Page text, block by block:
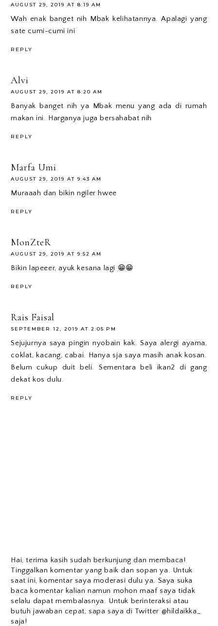
AUGUST 29, 2019 AT 8:19 AM
Wah enak banget nih Mbak kelihatannya. Apalagi yang
sate cumi-cumi ini
REPLY
Alvi
AUGUST 29, 2019 AT 8:20 AM
Banyak banget nih ya Mbak menu yang ada di rumah
makan ini. Harganya juga bersahabat nih
REPLY
Marfa Umi
AUGUST 29, 2019 AT 9:43 AM
Muraaah dan bikin ngiler hwee
REPLY
MonZteR
AUGUST 29, 2019 AT 9:52 AM
Bikin lapeeer, ayuk kesana lagi 😁😁
REPLY
Rais Faisal
SEPTEMBER 12, 2019 AT 2:05 PM
Sejujurnya saya pingin nyobain kak. Saya alergi ayama,
coklat, kacang, cabai. Hanya sja saya masih anak kosan.
Belum cukup duit beli. Sementara beli ikan2 di gang
dekat kos dulu.
REPLY
Hai, terima kasih sudah berkunjung dan membaca!
Tinggalkan komentar yang baik dan sopan ya. Untuk
saat ini, komentar saya moderasi dulu ya. Saya suka
baca komentar kalian namun mohon maaf saya tidak
selalu dapat membalasnya. Untuk berinteraksi atau
butuh jawaban cepat, sapa saya di Twitter @hildaikka_
saja!